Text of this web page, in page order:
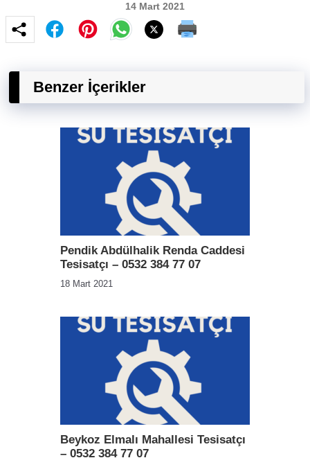
14 Mart 2021
Benzer İçerikler
Pendik Abdülhalik Renda Caddesi
Tesisatçı – 0532 384 77 07
18 Mart 2021
Beykoz Elmalı Mahallesi Tesisatçı
– 0532 384 77 07